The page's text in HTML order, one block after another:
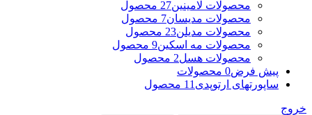
محصولات لامینین27 محصول
محصولات مدیسان7 محصول
محصولات مدیلن23 محصول
محصولات مه اسکین9 محصول
محصولات هسل2 محصول
پیش فرض0 محصولات
ساپورتهای ارتوپدی 11 محصول
خروج